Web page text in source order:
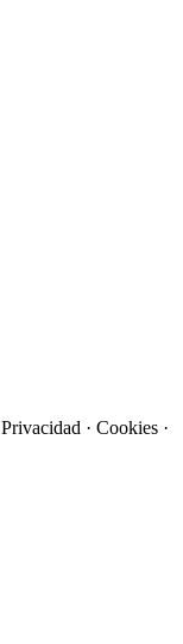
Privacidad · Cookies ·